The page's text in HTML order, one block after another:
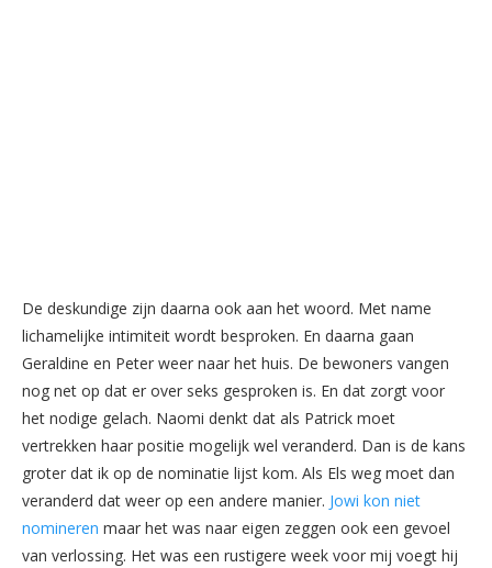
De deskundige zijn daarna ook aan het woord. Met name
lichamelijke intimiteit wordt besproken. En daarna gaan
Geraldine en Peter weer naar het huis. De bewoners vangen
nog net op dat er over seks gesproken is. En dat zorgt voor
het nodige gelach. Naomi denkt dat als Patrick moet
vertrekken haar positie mogelijk wel veranderd. Dan is de kans
groter dat ik op de nominatie lijst kom. Als Els weg moet dan
veranderd dat weer op een andere manier. Jowi kon niet
nomineren maar het was naar eigen zeggen ook een gevoel
van verlossing. Het was een rustigere week voor mij voegt hij